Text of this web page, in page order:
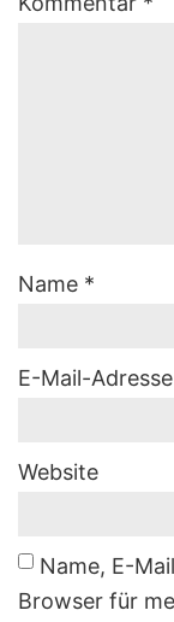
Name *
E-Mail-Adresse
Website
Name, E-
Browser für